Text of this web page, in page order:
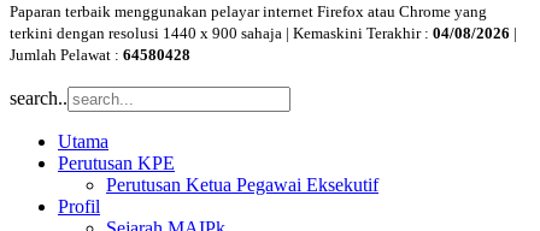
Paparan terbaik menggunakan pelayar internet Firefox atau Chrome yang
terkini dengan resolusi 1440 x 900 sahaja | Kemaskini Terakhir : 04/08/2026 |
Jumlah Pelawat : 64580428
search..
Utama
Perutusan KPE
Perutusan Ketua Pegawai Eksekutif
Profil